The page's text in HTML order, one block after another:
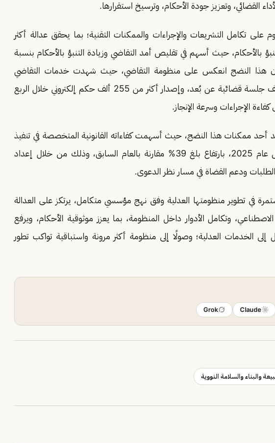
القضائي، وتعزيز جودة الأحكام، وترسيخ استقرارها.
على تكامل التشريعات والإجراءات والممكنات التقنية؛ بما يحقق عدالة أكثر
بالأحكام، حيث أسهم في تقليص أمد التقاضي وزيادة التنبؤ بالأحكام بنسبة
إلى أن هذا النضج انعكس على منظومة التقاضي، حيث شهدت خدمات التقاضي
الإلكتروني تنفيذ أكثر من 660 ألف جلسة قضائية عن بُعد، وإصدار أكثر من 255 ألف حكم إلكتروني خلال الربع
أحد ممكنات هذا النضج، حيث أسهمت كفاءاته القانونية المتخصصة في تنفيذ
أكثر من 380 ألف عملية خلال عام 2025، بارتفاع بلغ 39% مقارنة بالعام السابق، وذلك من خلال إعداد
الطلبات ودعم القضاة في مسار نظر الدعوى.
في تطوير منظومتها العدلية وفق نهج مؤسسي متكامل، يرتكز على العدالة
الاصطناعي، وتكامل الأدوار داخل المنظومة، بما يعزز موثوقية الأحكام، ويرفع
إلى الخدمات العدلية؛ وصولًا إلى منظومة أكثر مرونة واستباقية تواكب تطور
Claude
Grok
والبناء والسلامة النووية